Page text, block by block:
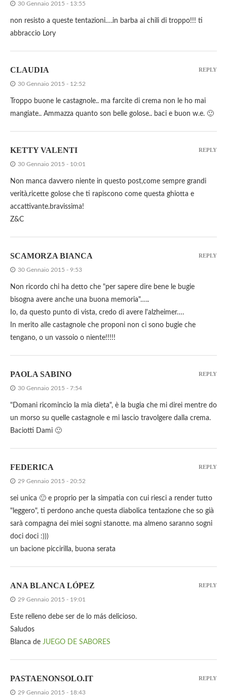
30 Gennaio 2015 - 13:55
non resisto a queste tentazioni….in barba ai chili di troppo!!! ti
abbraccio Lory
CLAUDIA
30 Gennaio 2015 - 12:52
Troppo buone le castagnole.. ma farcite di crema non le ho mai
mangiate.. Ammazza quanto son belle golose.. baci e buon w.e. 🙂
REPLY
KETTY VALENTI
30 Gennaio 2015 - 10:01
Non manca davvero niente in questo post,come sempre grandi
verità,ricette golose che ti rapiscono come questa ghiotta e
accattivante.bravissima!
Z&C
REPLY
SCAMORZA BIANCA
30 Gennaio 2015 - 9:53
Non ricordo chi ha detto che "per sapere dire bene le bugie
bisogna avere anche una buona memoria"…..
Io, da questo punto di vista, credo di avere l'alzheimer….
In merito alle castagnole che proponi non ci sono bugie che
tengano, o un vassoio o niente!!!!!
REPLY
PAOLA SABINO
30 Gennaio 2015 - 7:54
"Domani ricomincio la mia dieta", è la bugia che mi direi mentre do
un morso su quelle castagnole e mi lascio travolgere dalla crema.
Baciotti Dami 🙂
REPLY
FEDERICA
29 Gennaio 2015 - 20:52
sei unica 🙂 e proprio per la simpatia con cui riesci a render tutto
"leggero", ti perdono anche questa diabolica tentazione che so già
sarà compagna dei miei sogni stanotte. ma almeno saranno sogni
doci doci :)))
un bacione piccirilla, buona serata
REPLY
ANA BLANCA LÓPEZ
29 Gennaio 2015 - 19:01
Este relleno debe ser de lo más delicioso.
Saludos
Blanca de JUEGO DE SABORES
REPLY
PASTAENONSOLO.IT
29 Gennaio 2015 - 18:43
REPLY